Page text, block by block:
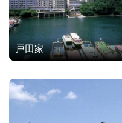
戸田家